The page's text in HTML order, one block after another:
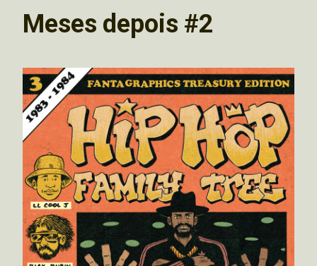
Meses depois #2